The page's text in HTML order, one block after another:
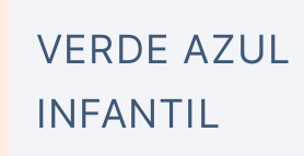
VERDE AZUL
INFANTIL